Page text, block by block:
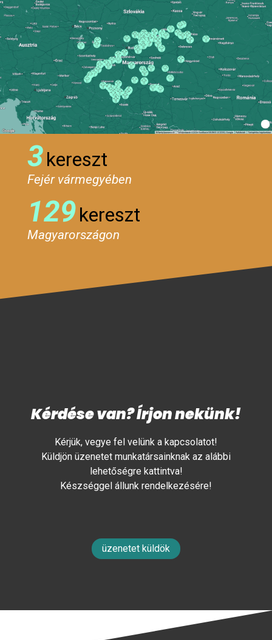
3kereszt
Fejér vármegyében
129kereszt
Magyarországon
Kérdése van? Írjon nekünk!
Kérjük, vegye fel velünk a kapcsolatot!
Küldjön üzenetet munkatársainknak az alábbi
lehetőségre kattintva!
Készséggel állunk rendelkezésére!
üzenetet küldök